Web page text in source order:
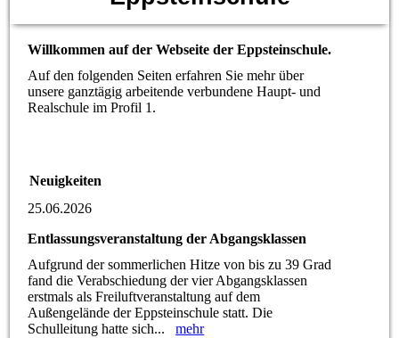
Willkommen auf der Webseite der Eppsteinschule.
Auf den folgenden Seiten erfahren Sie mehr über
unsere ganztägig arbeitende verbundene Haupt- und
Realschule im Profil 1.
Neuigkeiten
25.06.2026
Entlassungsveranstaltung der Abgangsklassen
Aufgrund der sommerlichen Hitze von bis zu 39 Grad
fand die Verabschiedung der vier Abgangsklassen
erstmals als Freiluftveranstaltung auf dem
Außengelände der Eppsteinschule statt. Die
Schulleitung hatte sich...mehr